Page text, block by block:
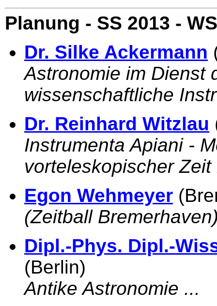
Planung - SS 2013 -
Dr. Silke Ackermann
Astronomie im Dienst
wissenschaftliche
Dr. Reinhard Witzlau
Instrumenta Apiani -
vorteleskopischer
Egon Wehmeyer
(Zeitball
Dipl.-Phys. Dipl.-
(Berlin)
Antike Astronomie ...